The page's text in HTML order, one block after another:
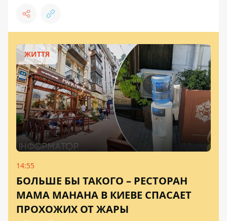
ЖИТТЯ
14:55
БОЛЬШЕ БЫ ТАКОГО – РЕСТОРАН
МАМА МАНАНА В КИЕВЕ СПАСАЕТ
ПРОХОЖИХ ОТ ЖАРЫ